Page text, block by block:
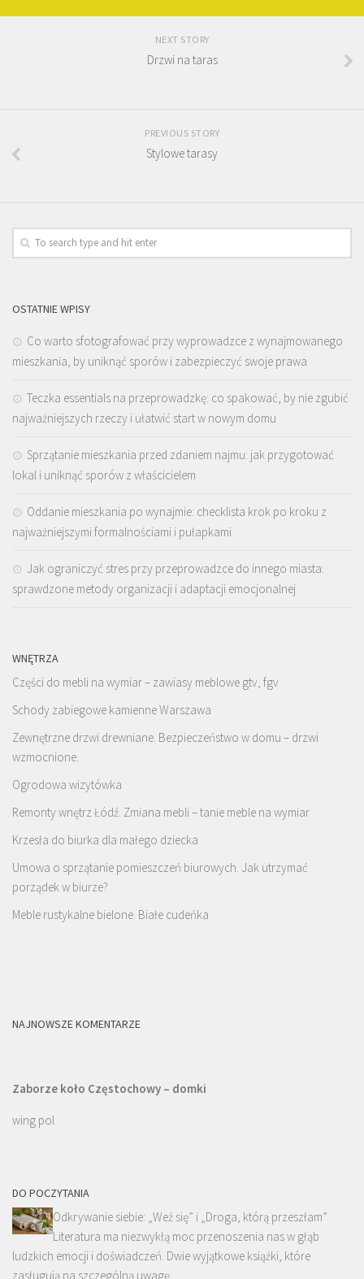
NEXT STORY
Drzwi na taras
PREVIOUS STORY
Stylowe tarasy
OSTATNIE WPISY
Co warto sfotografować przy wyprowadzce z wynajmowanego
mieszkania, by uniknąć sporów i zabezpieczyć swoje prawa
Teczka essentials na przeprowadzkę: co spakować, by nie zgubić
najważniejszych rzeczy i ułatwić start w nowym domu
Sprzątanie mieszkania przed zdaniem najmu: jak przygotować
lokal i uniknąć sporów z właścicielem
Oddanie mieszkania po wynajmie: checklista krok po kroku z
najważniejszymi formalnościami i pułapkami
Jak ograniczyć stres przy przeprowadzce do innego miasta:
sprawdzone metody organizacji i adaptacji emocjonalnej
WNĘTRZA
Części do mebli na wymiar – zawiasy meblowe gtv, fgv
Schody zabiegowe kamienne Warszawa
Zewnętrzne drzwi drewniane. Bezpieczeństwo w domu – drzwi
wzmocnione.
Ogrodowa wizytówka
Remonty wnętrz Łódź. Zmiana mebli – tanie meble na wymiar
Krzesła do biurka dla małego dziecka
Umowa o sprzątanie pomieszczeń biurowych. Jak utrzymać
porządek w biurze?
Meble rustykalne bielone. Białe cudeńka
NAJNOWSZE KOMENTARZE
Zaborze koło Częstochowy – domki
wing pol
DO POCZYTANIA
Odkrywanie siebie: „Weź się” i „Droga, którą przeszłam”
Literatura ma niezwykłą moc przenoszenia nas w głąb
ludzkich emocji i doświadczeń. Dwie wyjątkowe książki, które
zasługują na szczególną uwagę, …